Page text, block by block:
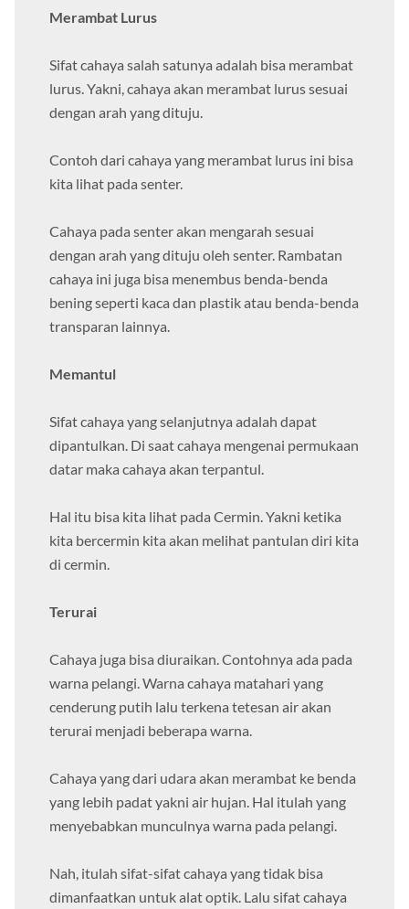
Merambat Lurus
Sifat cahaya salah satunya adalah bisa merambat
lurus. Yakni, cahaya akan merambat lurus sesuai
dengan arah yang dituju.
Contoh dari cahaya yang merambat lurus ini bisa
kita lihat pada senter.
Cahaya pada senter akan mengarah sesuai
dengan arah yang dituju oleh senter. Rambatan
cahaya ini juga bisa menembus benda-benda
bening seperti kaca dan plastik atau benda-benda
transparan lainnya.
Memantul
Sifat cahaya yang selanjutnya adalah dapat
dipantulkan. Di saat cahaya mengenai permukaan
datar maka cahaya akan terpantul.
Hal itu bisa kita lihat pada Cermin. Yakni ketika
kita bercermin kita akan melihat pantulan diri kita
di cermin.
Terurai
Cahaya juga bisa diuraikan. Contohnya ada pada
warna pelangi. Warna cahaya matahari yang
cenderung putih lalu terkena tetesan air akan
terurai menjadi beberapa warna.
Cahaya yang dari udara akan merambat ke benda
yang lebih padat yakni air hujan. Hal itulah yang
menyebabkan munculnya warna pada pelangi.
Nah, itulah sifat-sifat cahaya yang tidak bisa
dimanfaatkan untuk alat optik. Lalu sifat cahaya